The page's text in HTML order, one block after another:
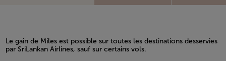
Le gain de Miles est possible sur toutes les destinations desservies
par SriLankan Airlines, sauf sur certains vols.